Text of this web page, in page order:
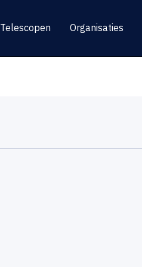
Telescopen Organisaties